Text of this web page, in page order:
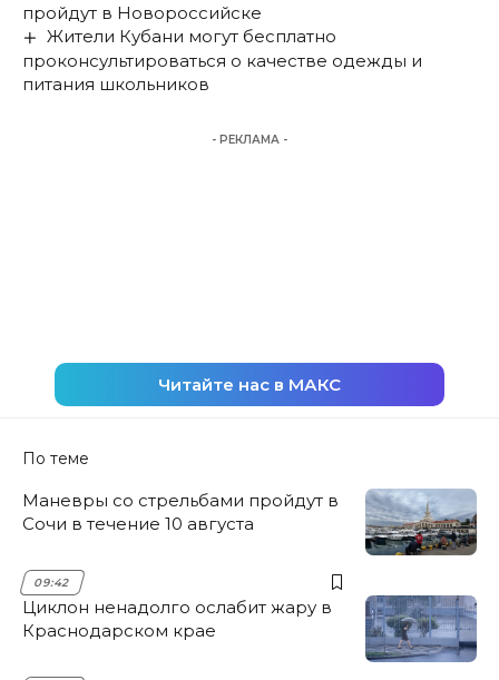
пройдут в Новороссийске
Жители Кубани могут бесплатно
проконсультироваться о качестве одежды и
питания школьников
- РЕКЛАМА -
Читайте нас в МАКС
По теме
Маневры со стрельбами пройдут в
Сочи в течение 10 августа
09:42
Циклон ненадолго ослабит жару в
Краснодарском крае